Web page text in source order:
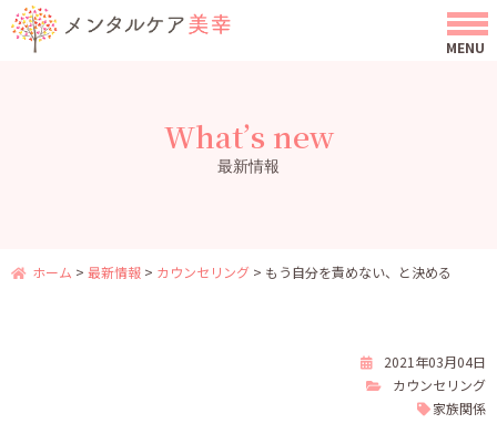
What’s new
最新情報
ホーム > 最新情報 > カウンセリング > もう自分を責めない、と決める
2021年03月04日
カウンセリング
家族関係